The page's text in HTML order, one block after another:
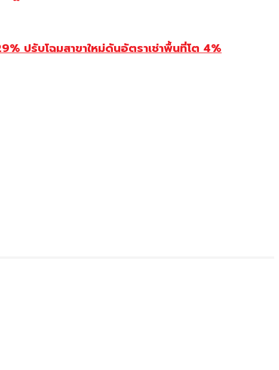
ปรับโฉมสาขาใหม่ดันอัตราเช่าพื้นที่โต 4%